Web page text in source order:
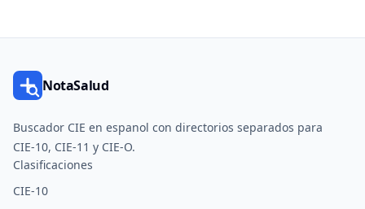
NotaSalud
Buscador CIE en espanol con directorios separados para
CIE-10, CIE-11 y CIE-O.
Clasificaciones
CIE-10